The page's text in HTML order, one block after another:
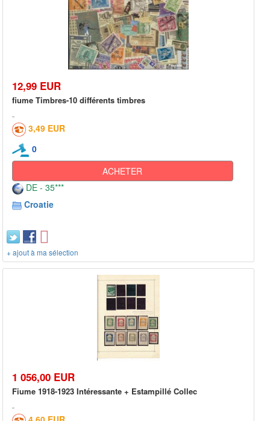
12,99 EUR
fiume Timbres-10 différents timbres
3,49 EUR
0
ACHETER
DE - 35***
Croatie
+ ajout à ma sélection
1 056,00 EUR
Fiume 1918-1923 Intéressante + Estampillé Collec